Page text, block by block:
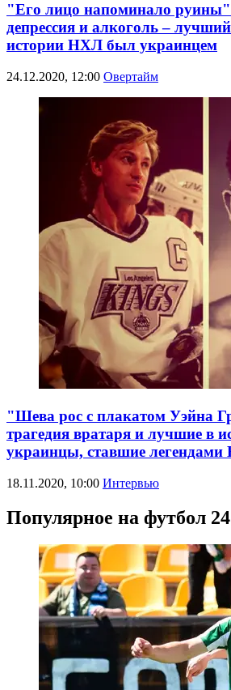
"Его лицо напоминало
депрессия и алкоголь –
истории НХЛ был украинцем
24.12.2020, 12:00 Овертайм
"Шева рос с плакатом Уэйна
трагедия вратаря и лучшие в
украинцы, ставшие
18.11.2020, 10:00 Интервью
Популярное на футбол 24